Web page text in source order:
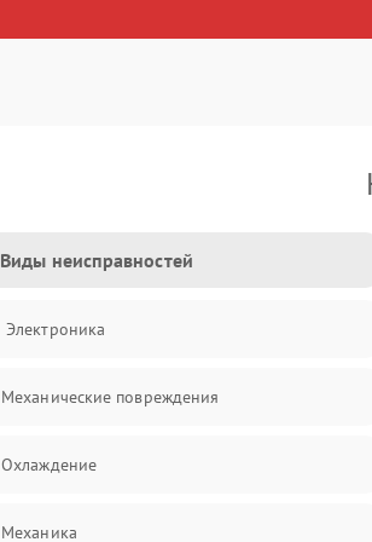
Виды неисправностей
Электроника
Механические повреждения
Охлаждение
Механика